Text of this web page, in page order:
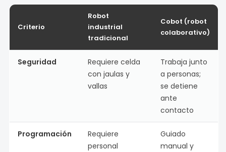
Criterio
Robot
industrial
tradicional
Cobot (robot
colaborativo)
Seguridad
Requiere celda
con jaulas y
vallas
Trabaja junto
a personas;
se detiene
ante
contacto
Programación
Requiere
personal
Guiado
manual y